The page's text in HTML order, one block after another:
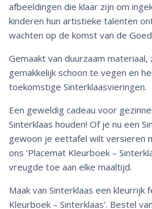
afbeeldingen die klaar zijn om
kinderen hun artistieke talenten
wachten op de komst van de
Gemaakt van duurzaam
gemakkelijk schoon te vegen en
toekomstige Sinterklaasvieringen.
Een geweldig cadeau voor
Sinterklaas houden! Of je nu een
gewoon je eettafel wilt versieren
ons ‘Placemat Kleurboek –
vreugde toe aan elke maaltijd.
Maak van Sinterklaas een kleurrijk
Kleurboek – Sinterklaas’. Bestel